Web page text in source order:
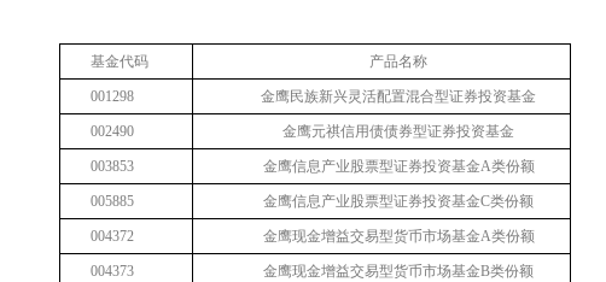
基金代码
产品名称
001298 金鹰民族新兴灵活配置混合型证券投资基金
002490 金鹰元祺信用债债券型证券投资基金
003853 金鹰信息产业股票型证券投资基金A类份额
005885 金鹰信息产业股票型证券投资基金C类份额
004372 金鹰现金增益交易型货币市场基金A类份额
004373 金鹰现金增益交易型货币市场基金B类份额